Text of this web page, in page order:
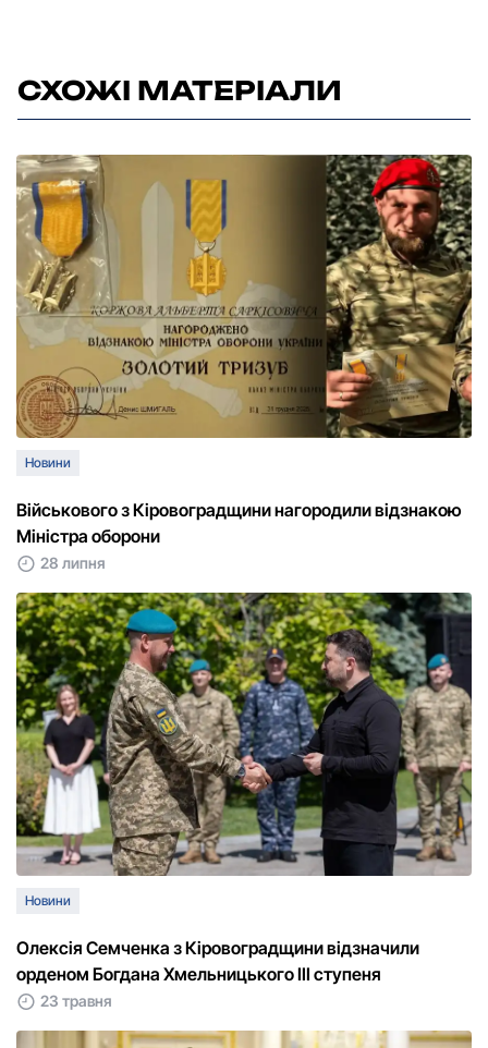
СХОЖІ МАТЕРІАЛИ
Новини
Військового з Кіровоградщини нагородили відзнакою
Міністра оборони
28 липня
Новини
Олексія Семченка з Кіровоградщини відзначили
орденом Богдана Хмельницького ІІІ ступеня
23 травня